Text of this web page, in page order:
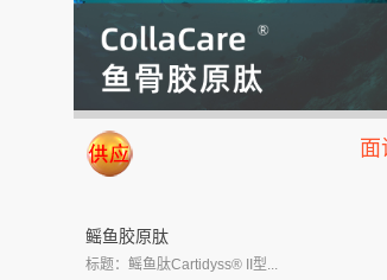
面
鳐鱼胶原肽
标题：鳐鱼肽Cartidyss® II型...